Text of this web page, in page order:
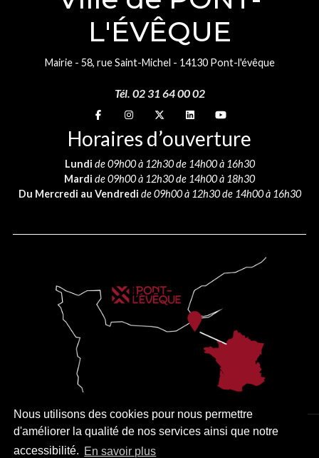
Nous utilisons des cookies pour nous permettre
d'améliorer la qualité de nos services ainsi que notre
accessibilité. En savoir plus
L'ÉVÊQUE
Mairie - 58, rue Saint-Michel - 14130 Pont-l'évêque
Tél. 02 31 64 00 02
Suivez-nous sur
Suivez-nous sur
Suivez-nous sur
Suivez-nous sur
Suivez-nous sur
Horaires d’ouverture
Lundi de 09h00 à 12h30 de 14h00 à 16h30
Mardi de 09h00 à 12h30 de 14h00 à 18h30
Du Mercredi au Vendredi de 09h00 à 12h30 de 14h00 à 16h30
PLAN DU SITE MENTIONS LÉGALES ACCESSIBILITÉ